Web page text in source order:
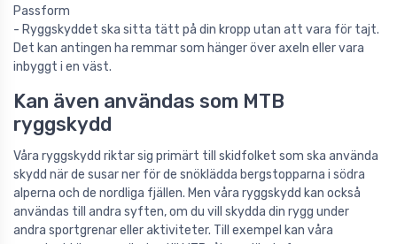
Passform
- Ryggskyddet ska sitta tätt på din kropp utan att vara för tajt.
Det kan antingen ha remmar som hänger över axeln eller vara
inbyggt i en väst.
Kan även användas som MTB
ryggskydd
Våra ryggskydd riktar sig primärt till skidfolket som ska använda
skydd när de susar ner för de snöklädda bergstopparna i södra
alperna och de nordliga fjällen. Men våra ryggskydd kan också
användas till andra syften, om du vill skydda din rygg under
andra sportgrenar eller aktiviteter. Till exempel kan våra